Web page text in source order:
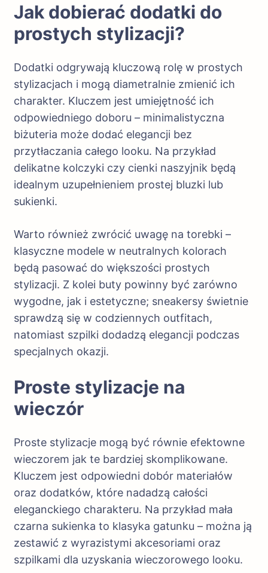
Jak dobierać dodatki do
prostych stylizacji?
Dodatki odgrywają kluczową rolę w prostych
stylizacjach i mogą diametralnie zmienić ich
charakter. Kluczem jest umiejętność ich
odpowiedniego doboru – minimalistyczna
biżuteria może dodać elegancji bez
przytłaczania całego looku. Na przykład
delikatne kolczyki czy cienki naszyjnik będą
idealnym uzupełnieniem prostej bluzki lub
sukienki.
Warto również zwrócić uwagę na torebki –
klasyczne modele w neutralnych kolorach
będą pasować do większości prostych
stylizacji. Z kolei buty powinny być zarówno
wygodne, jak i estetyczne; sneakersy świetnie
sprawdzą się w codziennych outfitach,
natomiast szpilki dodadzą elegancji podczas
specjalnych okazji.
Proste stylizacje na
wieczór
Proste stylizacje mogą być równie efektowne
wieczorem jak te bardziej skomplikowane.
Kluczem jest odpowiedni dobór materiałów
oraz dodatków, które nadadzą całości
eleganckiego charakteru. Na przykład mała
czarna sukienka to klasyka gatunku – można ją
zestawić z wyrazistymi akcesoriami oraz
szpilkami dla uzyskania wieczorowego looku.